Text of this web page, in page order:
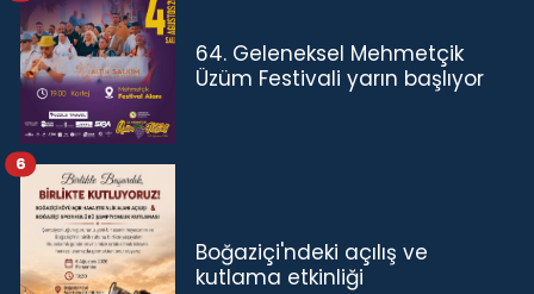
64. Geleneksel Mehmetçik
Üzüm Festivali yarın başlıyor
Boğaziçi'ndeki açılış ve
kutlama etkinliği
6